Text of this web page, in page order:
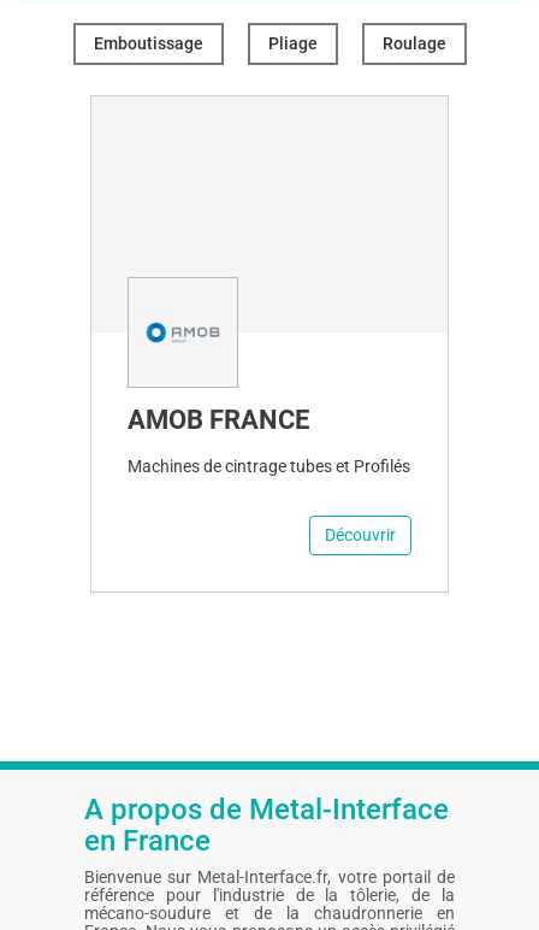
Emboutissage Pliage Roulage
AMOB FRANCE
Machines de cintrage tubes et Profilés
Découvrir
A propos de Metal-Interface
en France
Bienvenue sur Metal-Interface.fr, votre portail de
référence pour l'industrie de la tôlerie, de la
mécano-soudure et de la chaudronnerie en